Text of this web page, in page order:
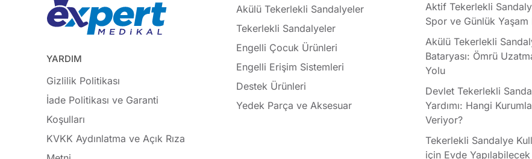
YARDIM
Gizlilik Politikası
İade Politikası ve Garanti
Koşulları
KVKK Aydınlatma ve Açık Rıza
Akülü Tekerlekli Sandalyeler
Tekerlekli Sandalyeler
Engelli Çocuk Ürünleri
Engelli Erişim Sistemleri
Destek Ürünleri
Yedek Parça ve Aksesuar
Aktif Tekerlekli
Spor ve Günlük
Akülü Tekerlekli
Bataryası: Ömrü
Yolu
Devlet Tekerlekli
Yardımı: Hangi
Veriyor?
Tekerlekli Sandalye
için Evde Yapılabilecek